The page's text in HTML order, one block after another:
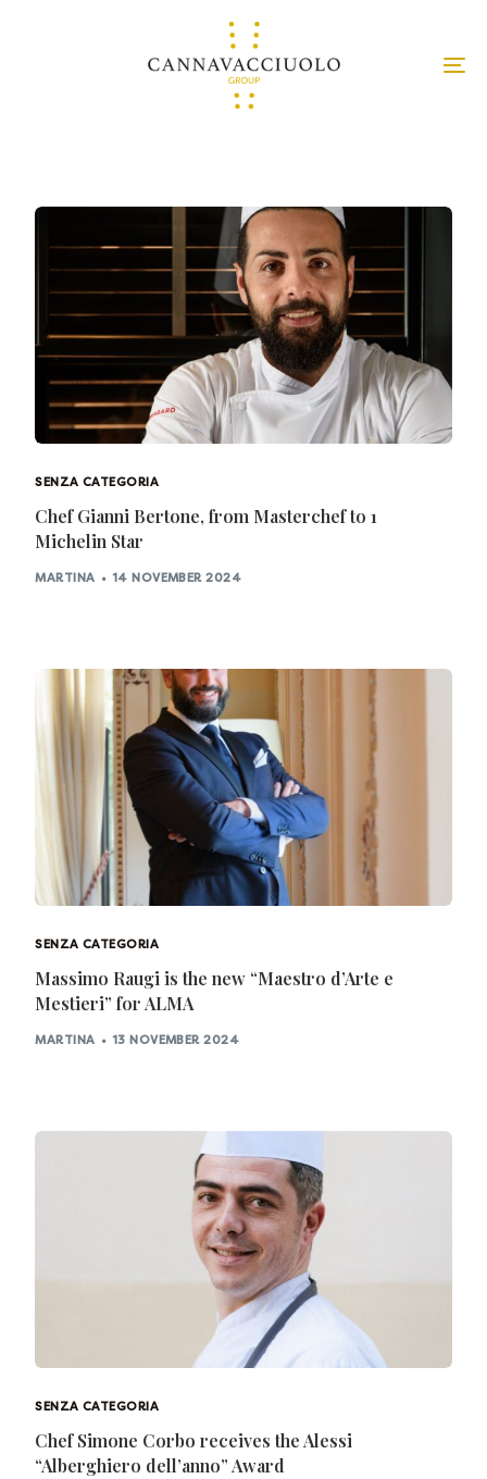
SENZA CATEGORIA
Chef Gianni Bertone, from Masterchef to 1
Michelin Star
MARTINA 14 NOVEMBER 2024
SENZA CATEGORIA
Massimo Raugi is the new “Maestro d’Arte e
Mestieri” for ALMA
MARTINA 13 NOVEMBER 2024
SENZA CATEGORIA
Chef Simone Corbo receives the Alessi
“Alberghiero dell’anno” Award